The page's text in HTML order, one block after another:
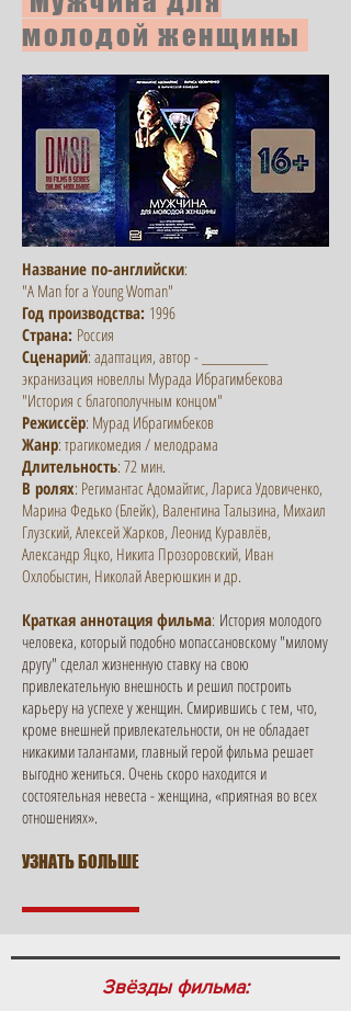
молодой женщины
Название по-английски:
"A Man for a Young Woman"
Год производства: 1996
Страна: Россия
Сценарий: адаптация, автор - __________
экранизация новеллы Мурада Ибрагимбекова
"История с благополучным концом"
Режиссёр: Мурад Ибрагимбеков
Жанр: трагикомедия / мелодрама
Длительность: 72 мин.
В ролях: Регимантас Адомайтис, Лариса Удовиченко,
Марина Федько (Блейк), Валентина Талызина, Михаил
Глузский, Алексей Жарков, Леонид Куравлёв,
Александр Яцко, Никита Прозоровский, Иван
Охлобыстин, Николай Аверюшкин и др.
​Краткая аннотация фильма: История молодого
человека, который подобно мопассановскому "милому
другу" сделал жизненную ставку на свою
привлекательную внешность и решил построить
карьеру на успехе у женщин. Смирившись с тем, что,
кроме внешней привлекательности, он не обладает
никакими талантами, главный герой фильма решает
выгодно жениться. Очень скоро находится и
состоятельная невеста - женщина, «приятная во всех
отношениях».
УЗНАТЬ БОЛЬШЕ
Звёзды фильма: